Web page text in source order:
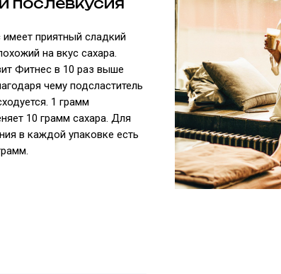
приятный сладкий
на вкус сахара.
Фитнес в 10 раз выше
чему подсластитель
1 грамм
10 грамм сахара. Для
в каждой упаковке есть